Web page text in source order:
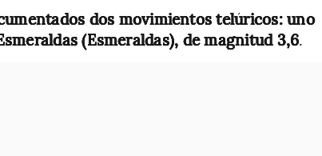
dos movimientos telúricos: uno
(Esmeraldas), de magnitud 3,6.